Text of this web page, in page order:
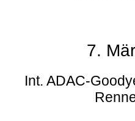
7.
Int. ADAC-